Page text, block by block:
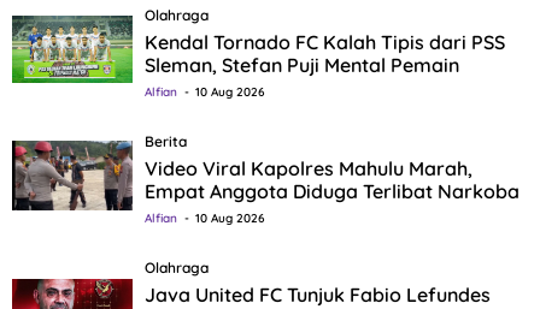
Olahraga
Kendal Tornado FC Kalah Tipis dari PSS
Sleman, Stefan Puji Mental Pemain
Alfian 10 Aug 2026
Berita
Video Viral Kapolres Mahulu Marah,
Empat Anggota Diduga Terlibat Narkoba
Alfian 10 Aug 2026
Olahraga
Java United FC Tunjuk Fabio Lefundes